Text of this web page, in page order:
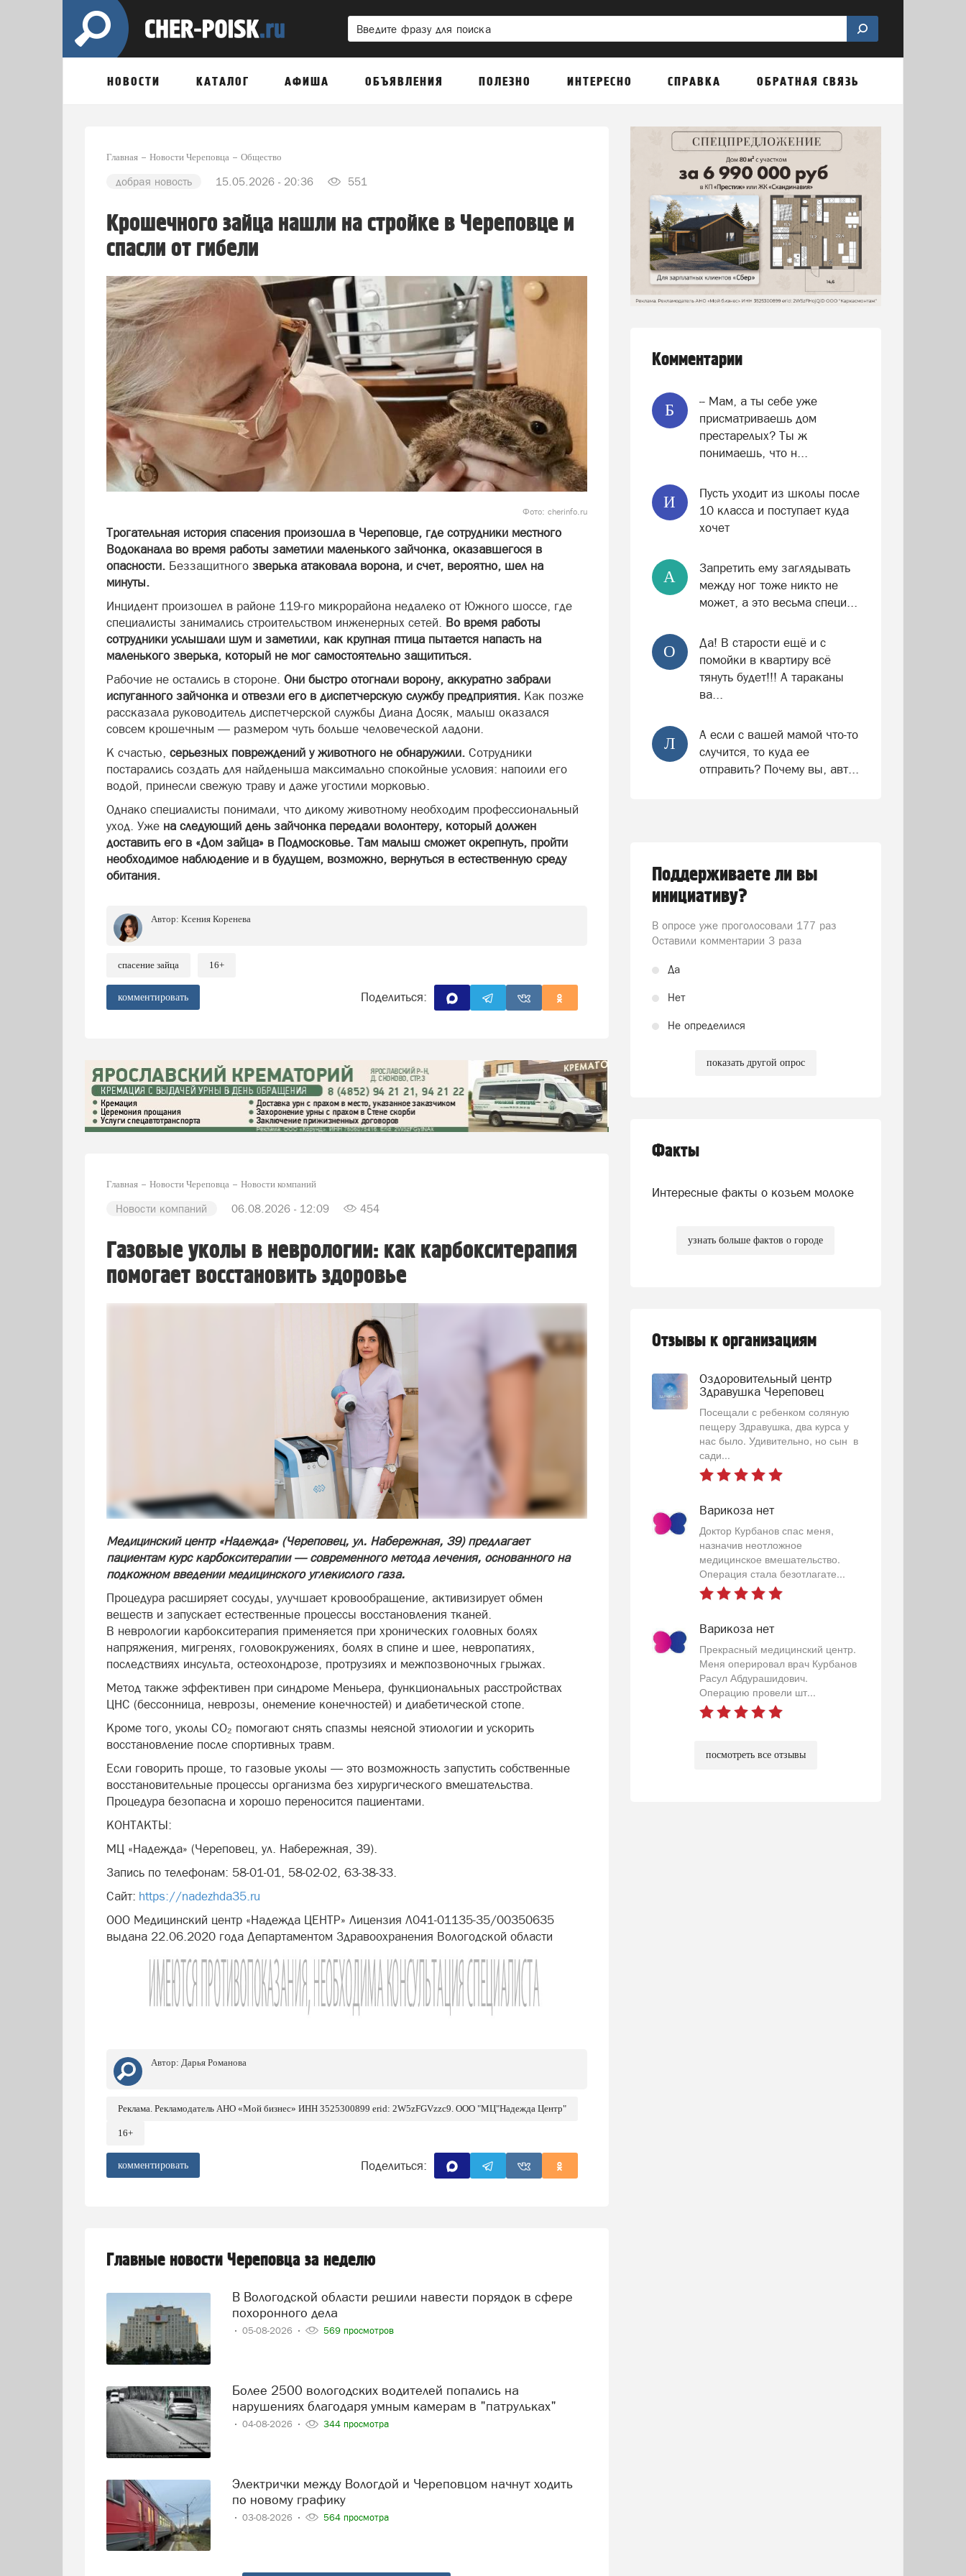
НОВОСТИ КАТАЛОГ АФИША ОБЪЯВЛЕНИЯ ПОЛЕЗНО ИНТЕРЕСНО СПРАВКА ОБРАТНАЯ СВЯЗЬ
Главная Новости Череповца Общество
добрая новость 15.05.2026 - 20:36 551
Крошечного зайца нашли на стройке в Череповце и
спасли от гибели
Фото: cherinfo.ru
Трогательная история спасения произошла в Череповце, где сотрудники местного
Водоканала во время работы заметили маленького зайчонка, оказавшегося в
опасности. Беззащитного зверька атаковала ворона, и счет, вероятно, шел на
минуты.
Инцидент произошел в районе 119-го микрорайона недалеко от Южного шоссе, где
специалисты занимались строительством инженерных сетей. Во время работы
сотрудники услышали шум и заметили, как крупная птица пытается напасть на
маленького зверька, который не мог самостоятельно защититься.
Рабочие не остались в стороне. Они быстро отогнали ворону, аккуратно забрали
испуганного зайчонка и отвезли его в диспетчерскую службу предприятия. Как позже
рассказала руководитель диспетчерской службы Диана Досяк, малыш оказался
совсем крошечным — размером чуть больше человеческой ладони.
К счастью, серьезных повреждений у животного не обнаружили. Сотрудники
постарались создать для найденыша максимально спокойные условия: напоили его
водой, принесли свежую траву и даже угостили морковью.
Однако специалисты понимали, что дикому животному необходим профессиональный
уход. Уже на следующий день зайчонка передали волонтеру, который должен
доставить его в «Дом зайца» в Подмосковье. Там малыш сможет окрепнуть, пройти
необходимое наблюдение и в будущем, возможно, вернуться в естественную среду
обитания.
Автор: Ксения Коренева
спасение зайца 16+
комментировать Поделиться:
Главная Новости Череповца Новости компаний
Новости компаний 06.08.2026 - 12:09 454
Газовые уколы в неврологии: как карбокситерапия
помогает восстановить здоровье
Медицинский центр «Надежда» (Череповец, ул. Набережная, 39) предлагает
пациентам курс карбокситерапии — современного метода лечения, основанного на
подкожном введении медицинского углекислого газа.
Процедура расширяет сосуды, улучшает кровообращение, активизирует обмен
веществ и запускает естественные процессы восстановления тканей.
В неврологии карбокситерапия применяется при хронических головных болях
напряжения, мигренях, головокружениях, болях в спине и шее, невропатиях,
последствиях инсульта, остеохондрозе, протрузиях и межпозвоночных грыжах.
Метод также эффективен при синдроме Меньера, функциональных расстройствах
ЦНС (бессонница, неврозы, онемение конечностей) и диабетической стопе.
Кроме того, уколы CO₂ помогают снять спазмы неясной этиологии и ускорить
восстановление после спортивных травм.
Если говорить проще, то газовые уколы — это возможность запустить собственные
восстановительные процессы организма без хирургического вмешательства.
Процедура безопасна и хорошо переносится пациентами.
КОНТАКТЫ:
МЦ «Надежда» (Череповец, ул. Набережная, 39).
Запись по телефонам: 58-01-01, 58-02-02, 63-38-33.
Сайт: https://nadezhda35.ru
ООО Медицинский центр «Надежда ЦЕНТР» Лицензия Л041-01135-35/00350635
выдана 22.06.2020 года Департаментом Здравоохранения Вологодской области
Автор: Дарья Романова
Реклама. Рекламодатель АНО «Мой бизнес» ИНН 3525300899 erid: 2W5zFGVzzc9. ООО "МЦ"Надежда Центр"
16+
комментировать Поделиться:
Главные новости Череповца за неделю
В Вологодской области решили навести порядок в сфере
похоронного дела
05-08-2026 569 просмотров
Более 2500 вологодских водителей попались на
нарушениях благодаря умным камерам в "патрульках"
04-08-2026 344 просмотра
Электрички между Вологдой и Череповцом начнут ходить
по новому графику
03-08-2026 564 просмотра
Комментарии
Б
-- Мам, а ты себе уже
присматриваешь дом
престарелых? Ты ж
понимаешь, что н...
И
Пусть уходит из школы после
10 класса и поступает куда
хочет
А
Запретить ему заглядывать
между ног тоже никто не
может, а это весьма специ...
О
Да! В старости ещё и с
помойки в квартиру всё
тянуть будет!!! А тараканы
ва...
Л
А если с вашей мамой что-то
случится, то куда ее
отправить? Почему вы, авт...
Поддерживаете ли вы
инициативу?
В опросе уже проголосовали 177 раз
Оставили комментарии 3 раза
Да
Нет
Не определился
показать другой опрос
Факты
Интересные факты о козьем молоке
узнать больше фактов о городе
Отзывы к организациям
Оздоровительный центр
Здравушка Череповец
Посещали с ребенком соляную
пещеру Здравушка, два курса у
нас было. Удивительно, но сын в
сади...
Варикоза нет
Доктор Курбанов спас меня,
назначив неотложное
медицинское вмешательство.
Операция стала безотлагате...
Варикоза нет
Прекрасный медицинский центр.
Меня оперировал врач Курбанов
Расул Абдурашидович.
Операцию провели шт...
посмотреть все отзывы